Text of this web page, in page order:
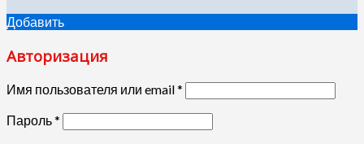
Добавить
Авторизация
Имя пользователя или email*
Пароль*